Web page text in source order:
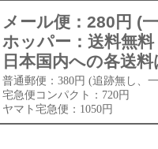
メール便：280円 (
ホッパー：送料無料
日本国内への各送
普通郵便：380円 (追跡無し、
宅急便コンパクト：720円
ヤマト宅急便：1050円